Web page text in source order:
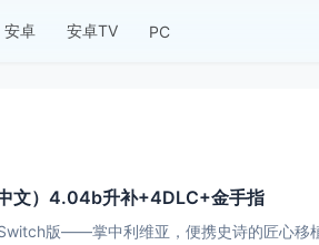
安卓 安卓TV PC
文）4.04b升补+4DLC+金手指
Switch版——掌中利维亚，便携史诗的匠心